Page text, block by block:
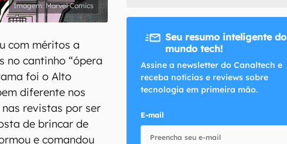
Marvel Comics
com méritos a
no cantinho “ópera
foi o Alto
diferente nos
revistas por ser
de brincar de
e comandou
Seu resumo inteligente do
mundo tech!
Assine a newsletter do Canaltech e
receba notícias e reviews sobre
tecnologia em primeira mão.
E-mail